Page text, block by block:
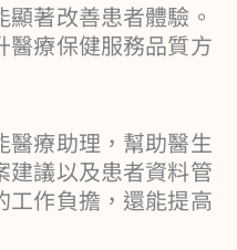
著改善患者體驗。
醫療保健服務品質方
醫療助理，幫助醫生
建議以及患者資料管
工作負擔，還能提高